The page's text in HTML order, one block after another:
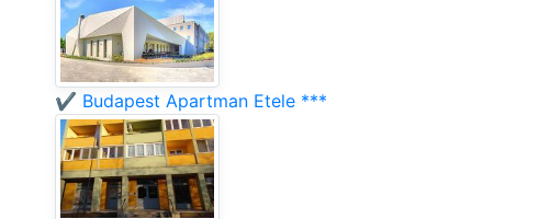
✔️ Budapest Apartman Etele ***